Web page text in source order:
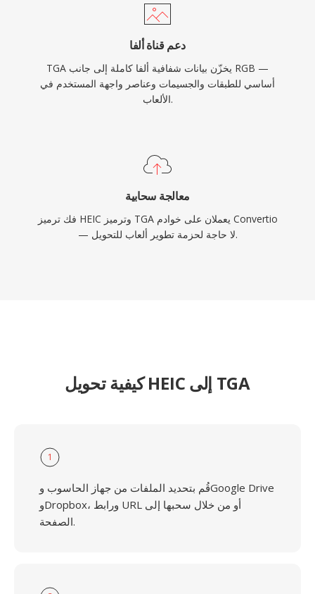
دعم قناة ألفا
TGA يخزّن بيانات شفافية ألفا كاملة إلى جانب RGB —
أساسي للطبقات والجسيمات وعناصر واجهة المستخدم في
الألعاب.
معالجة سحابية
فك ترميز HEIC وترميز TGA يعملان على خوادم Convertio
— لا حاجة لحزمة تطوير ألعاب للتحويل.
كيفية تحويل HEIC إلى TGA
1
قُم بتحديد الملفات من جهاز الحاسوب وGoogle Drive
وDropbox، ورابط URL أو من خلال سحبها إلى
الصفحة.